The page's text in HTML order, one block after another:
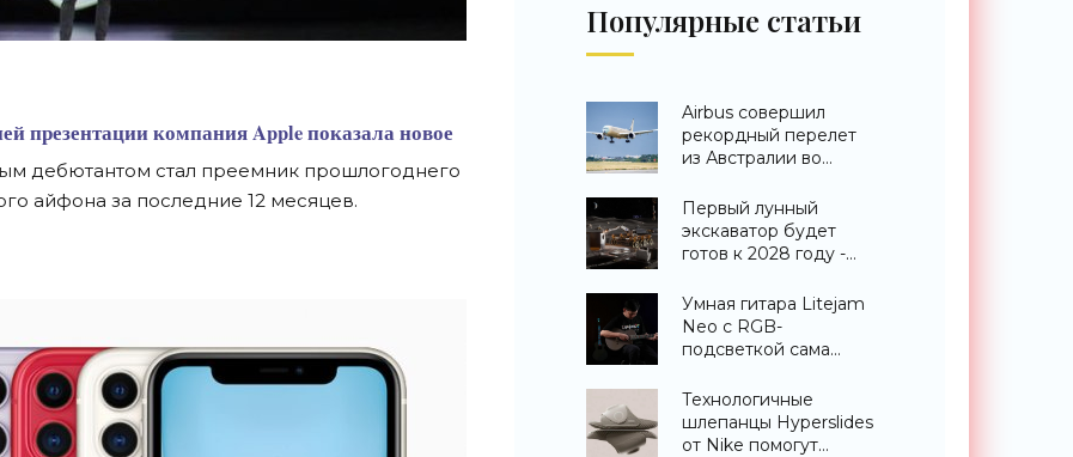
презентации компания Apple показала новое
дебютантом стал преемник прошлогоднего
айфона за последние 12 месяцев.
Популярные статьи
Airbus совершил
рекордный перелет
из Австралии во
«Техника»
Первый лунный
экскаватор будет
готов к 2028 году -
Умная гитара Litejam
Neo с RGB-
подсветкой сама
«Гаджеты»
Технологичные
шлепанцы Hyperslides
от Nike помогут